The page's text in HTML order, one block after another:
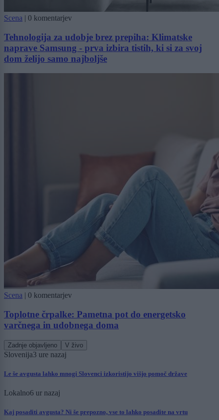
Scena | 0 komentarjev
Tehnologija za udobje brez prepiha: Klimatske
naprave Samsung - prva izbira tistih, ki si za svoj
dom želijo samo najboljše
Scena | 0 komentarjev
Toplotne črpalke: Pametna pot do energetsko
varčnega in udobnega doma
Zadnje objavljeno V živo
Slovenija3 ure nazaj
Le še avgusta lahko mnogi Slovenci izkoristijo višjo pomoč države
Lokalno6 ur nazaj
Kaj posaditi avgusta? Ni še prepozno, vse to lahko posadite na vrtu